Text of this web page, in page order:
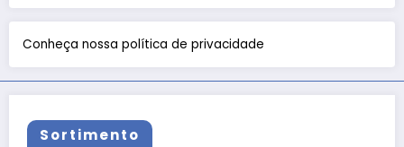
Conheça nossa política de privacidade
Sortimento